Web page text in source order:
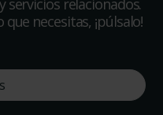
servicios relacionados.
necesitas, ¡púlsalo!